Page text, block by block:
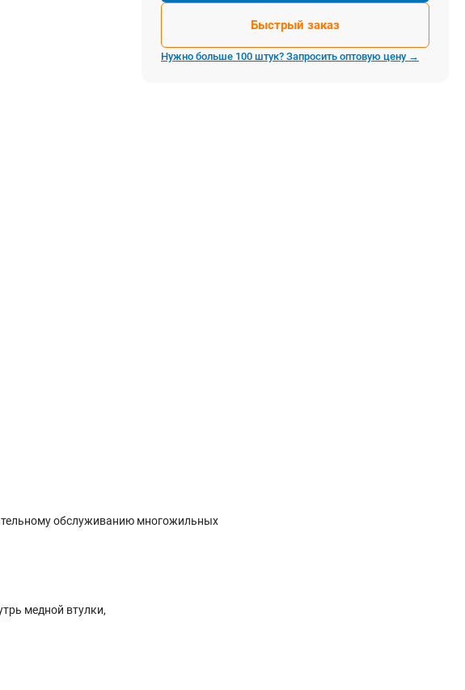
Электростроительное оборудование
Тепловое оборудование
Быстрый заказ
Нужно больше 100 штук? Запросить оптовую цену →
обслуживанию многожильных
медной втулки,